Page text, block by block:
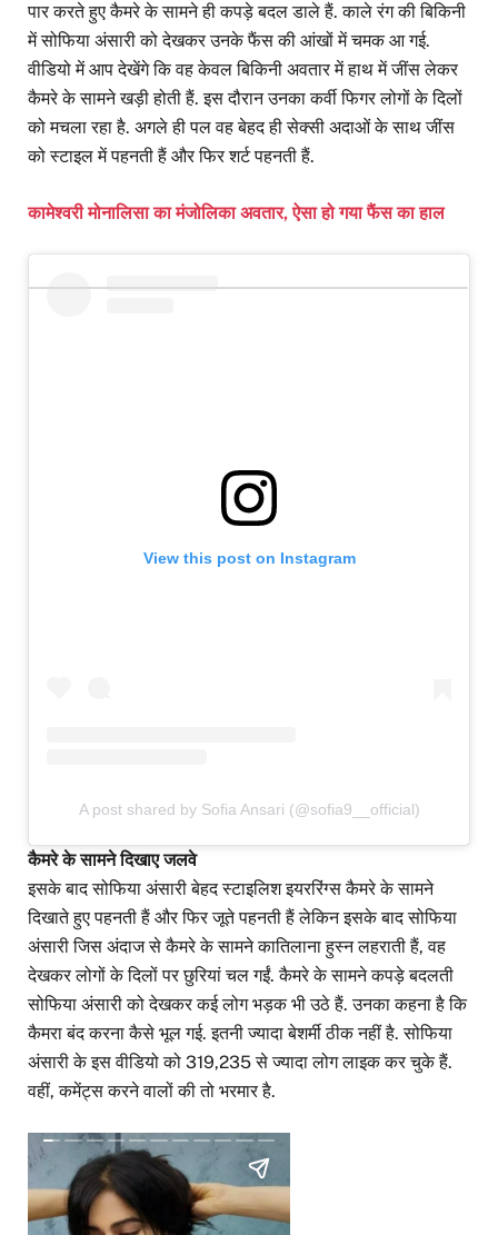
पार करते हुए कैमरे के सामने ही कपड़े बदल डाले हैं. काले रंग की बिकिनी
में सोफिया अंसारी को देखकर उनके फैंस की आंखों में चमक आ गई.
वीडियो में आप देखेंगे कि वह केवल बिकिनी अवतार में हाथ में जींस लेकर
कैमरे के सामने खड़ी होती हैं. इस दौरान उनका कर्वी फिगर लोगों के दिलों
को मचला रहा है. अगले ही पल वह बेहद ही सेक्सी अदाओं के साथ जींस
को स्टाइल में पहनती हैं और फिर शर्ट पहनती हैं.
कामेश्वरी मोनालिसा का मंजोलिका अवतार, ऐसा हो गया फैंस का हाल
View this post on Instagram
A post shared by Sofia Ansari (@sofia9__official)
कैमरे के सामने दिखाए जलवे
इसके बाद सोफिया अंसारी बेहद स्टाइलिश इयररिंग्स कैमरे के सामने
दिखाते हुए पहनती हैं और फिर जूते पहनती हैं लेकिन इसके बाद सोफिया
अंसारी जिस अंदाज से कैमरे के सामने कातिलाना हुस्न लहराती हैं, वह
देखकर लोगों के दिलों पर छुरियां चल गईं. कैमरे के सामने कपड़े बदलती
सोफिया अंसारी को देखकर कई लोग भड़क भी उठे हैं. उनका कहना है कि
कैमरा बंद करना कैसे भूल गई. इतनी ज्यादा बेशर्मी ठीक नहीं है. सोफिया
अंसारी के इस वीडियो को 319,235 से ज्यादा लोग लाइक कर चुके हैं.
वहीं, कमेंट्स करने वालों की तो भरमार है.